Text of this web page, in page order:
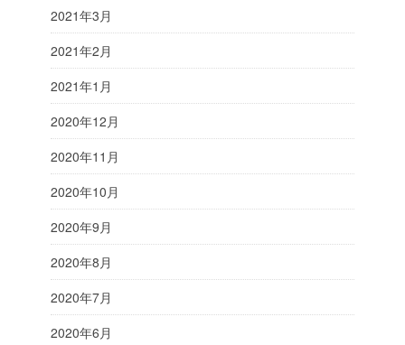
2021年3月
2021年2月
2021年1月
2020年12月
2020年11月
2020年10月
2020年9月
2020年8月
2020年7月
2020年6月